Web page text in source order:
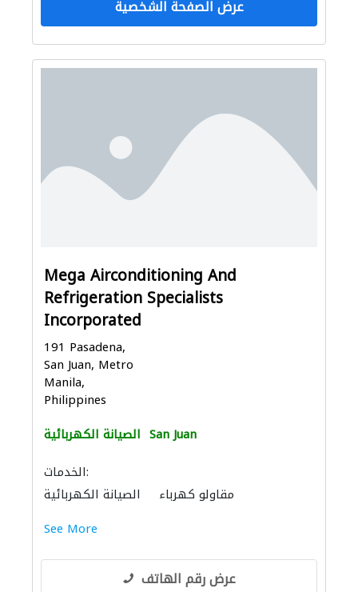
عرض الصفحة الشخصية
Mega Airconditioning And
Refrigeration Specialists
Incorporated
191 Pasadena,
San Juan, Metro
Manila,
Philippines
الصيانة الكهربائية San Juan
الخدمات:
الصيانة الكهربائية
مقاولو كهرباء
See More
عرض رقم الهاتف